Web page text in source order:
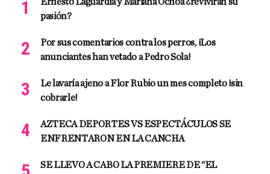
pasión?
Por sus comentarios contra los perros, ¡Los
anunciantes han vetado a Pedro Sola!
Le lavaría ajeno a Flor Rubio un mes completo ¡sin
cobrarle!
AZTECA DEPORTES VS ESPECTÁCULOS SE
ENFRENTARON EN LA CANCHA
SE LLEVO A CABO LA PREMIERE DE “EL